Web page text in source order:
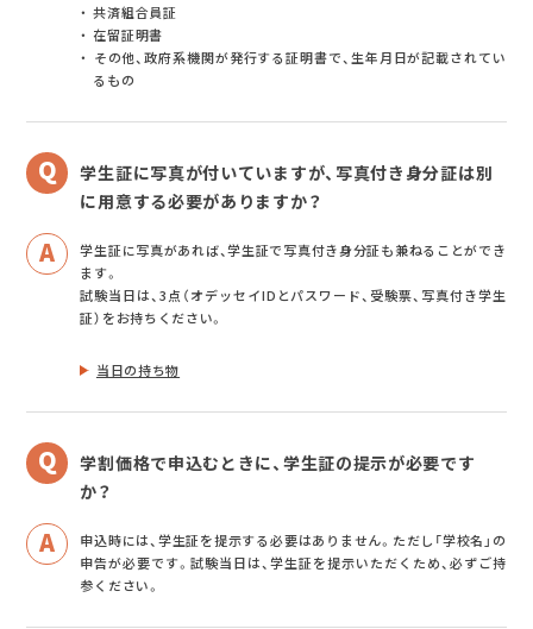
共済組合員証
在留証明書
その他、政府系機関が発行する証明書で、生年月日が記載されてい
るもの
学生証に写真が付いていますが、写真付き身分証は別
に用意する必要がありますか？
学生証に写真があれば、学生証で写真付き身分証も兼ねることができ
ます。
試験当日は、3点（オデッセイIDとパスワード、受験票、写真付き学生
証）をお持ちください。
当日の持ち物
学割価格で申込むときに、学生証の提示が必要です
か？
申込時には、学生証を提示する必要はありません。ただし「学校名」の
申告が必要です。試験当日は、学生証を提示いただくため、必ずご持
参ください。